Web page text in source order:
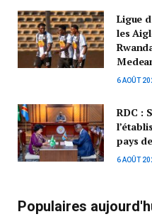
Ligue
les
6 AOÛT
RDC :
pays
6 AOÛT
Populaires